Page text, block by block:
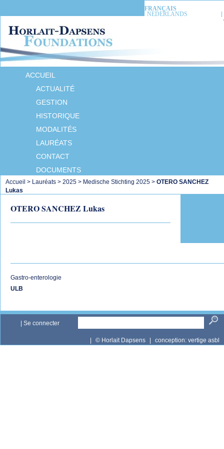
FRANÇAIS
NEDERLANDS
ACCUEIL
ACTUALITÉ
GESTION
HISTORIQUE
MODALITÉS
LAURÉATS
CONTACT
DOCUMENTS
Accueil > Lauréats > 2025 > Medische Stichting 2025 > OTERO SANCHEZ
Lukas
OTERO SANCHEZ Lukas
Gastro-enterologie
ULB
Se connecter
© Horlait Dapsens conception: vertige asbl